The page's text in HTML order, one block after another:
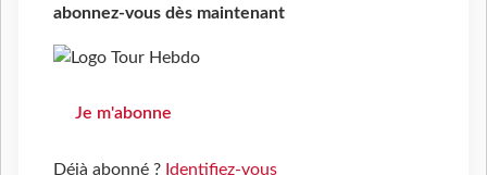
abonnez-vous dès maintenant
Je m'abonne
Déjà abonné ? Identifiez-vous